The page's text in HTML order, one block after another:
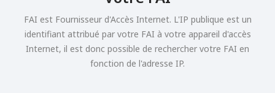
FAI est Fournisseur d'Accès Internet. L'IP publique est un
identifiant attribué par votre FAI à votre appareil d'accès
Internet, il est donc possible de rechercher votre FAI en
fonction de l'adresse IP.